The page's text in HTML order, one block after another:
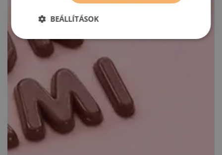
BEÁLLÍTÁSOK